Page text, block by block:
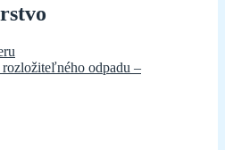
odpadu –